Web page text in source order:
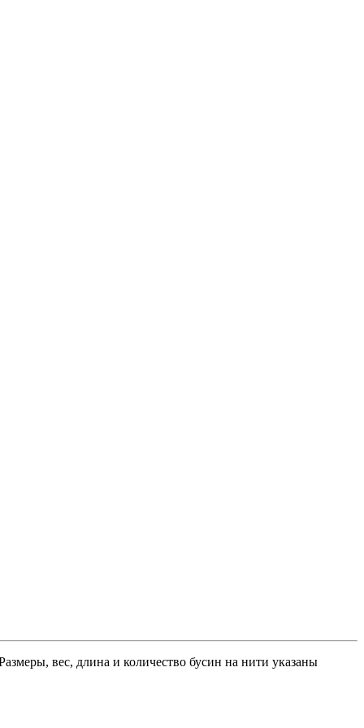
вес, длина и количество бусин на нити указаны